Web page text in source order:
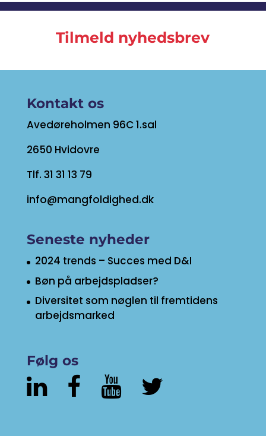
Tilmeld nyhedsbrev
Kontakt os
Avedøreholmen 96C 1.sal
2650 Hvidovre
Tlf. 31 31 13 79
info@mangfoldighed.dk
Seneste nyheder
2024 trends – Succes med D&I
Bøn på arbejdspladser?
Diversitet som nøglen til fremtidens
arbejdsmarked
Følg os